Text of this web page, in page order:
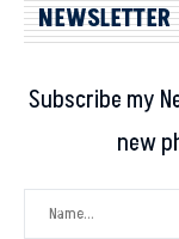
NEWSLETTER
Subscribe my
new